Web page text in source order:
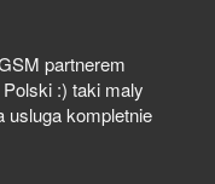
partnerem
:) taki maly
usluga kompletnie